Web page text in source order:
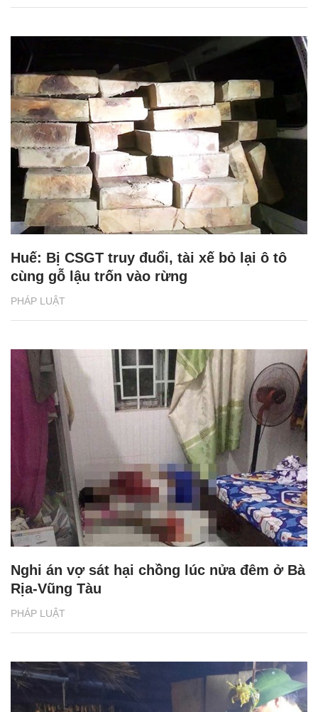
PHÁP LUẬT
Huế: Bị CSGT truy đuổi, tài xế bỏ lại ô tô
cùng gỗ lậu trốn vào rừng
PHÁP LUẬT
Nghi án vợ sát hại chồng lúc nửa đêm ở Bà
Rịa-Vũng Tàu